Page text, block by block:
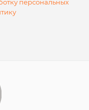
персональных